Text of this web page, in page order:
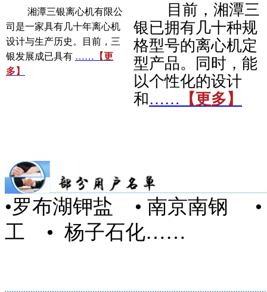
湘潭三银离心机有限公
司是一家具有几十年离心机
设计与生产历史。目前，三
银发展成已具有 …… 【更
多】
目前，湘潭三
银已拥有几十种规
格型号的离心机定
型产品。同时，能
以个性化的设计
和…… 【更多】
•罗布湖钾盐 • 南京南钢
工 • 杨子石化……